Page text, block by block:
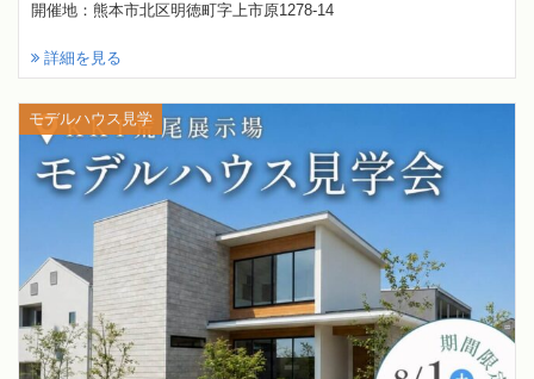
開催地：熊本市北区明徳町字上市原1278-14
詳細を見る
モデルハウス見学